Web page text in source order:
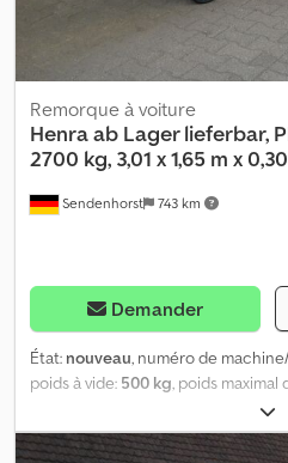
Certificat d’immatriculation et
livraison : 4 semaines !
Sendenhorst 743 km
Remorque à voiture
Henraab Lager lieferbar,
2700 kg, 3,01 x 1,65 m x
Demander
État: nouveau, numéro de
poids à vide: 500 kg, poids maximal
, configuration
l'espace de chargement:3 010 mm
chargement:1 650 mm , hauteur